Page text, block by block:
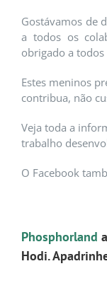
Gostávamos de
a todos os
obrigado a
Estes meninos
contribua, não
Veja toda a
trabalho
O Facebook
Phosphorland
Hodi.